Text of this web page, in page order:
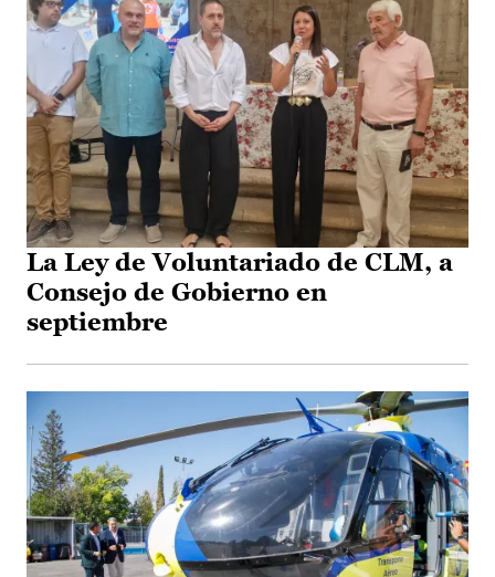
La Ley de Voluntariado de CLM, a
Consejo de Gobierno en
septiembre